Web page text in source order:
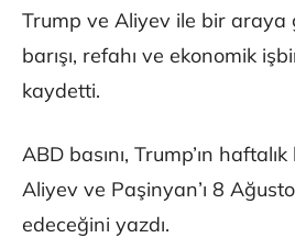
Trump ve Aliyev ile bir araya
barışı, refahı ve ekonomik
kaydetti.
ABD basını, Trump’ın
Aliyev ve Paşinyan’ı 8
edeceğini yazdı.